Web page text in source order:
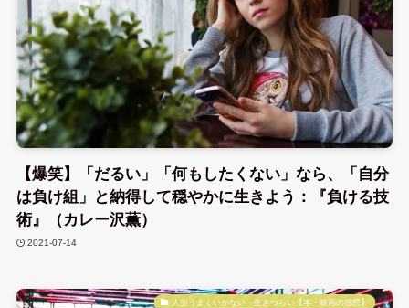
【爆笑】「だるい」「何もしたくない」なら、「自分
は負け組」と納得して穏やかに生きよう：『負ける技
術』（カレー沢薫）
2021-07-14
人生うまくいかない・生きづらい【本・映画の感想】